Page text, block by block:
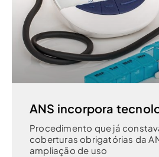
ANS incorpora
Procedimento que já
coberturas obrigatórias da
ampliação de uso